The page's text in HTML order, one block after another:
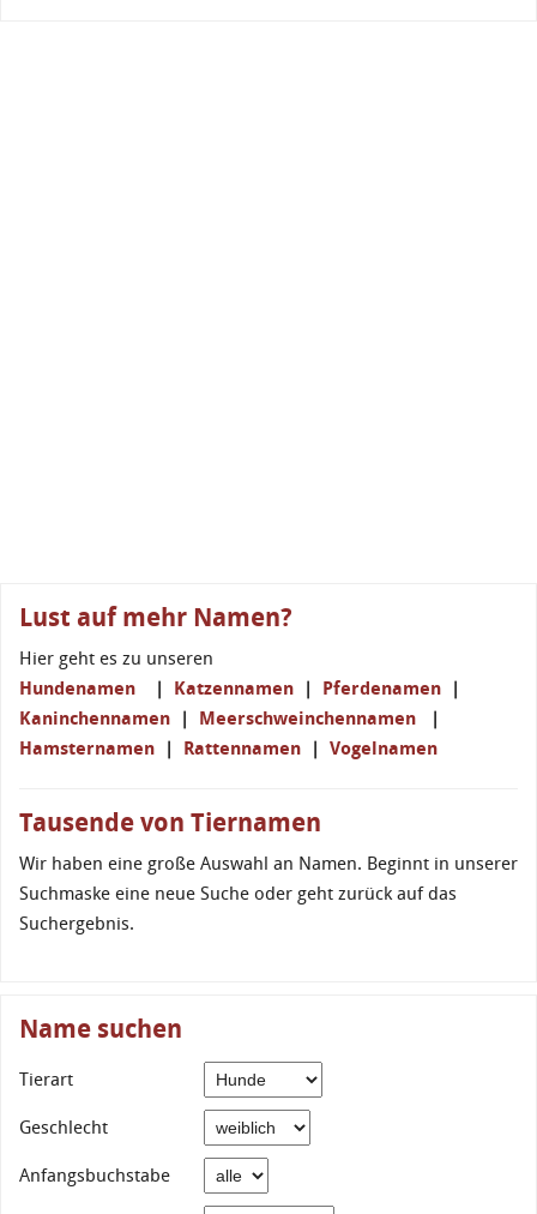
Lust auf mehr Namen?
Hier geht es zu unseren
Hundenamen | Katzennamen | Pferdenamen |
Kaninchennamen | Meerschweinchennamen |
Hamsternamen | Rattennamen | Vogelnamen
Tausende von Tiernamen
Wir haben eine große Auswahl an Namen. Beginnt in unserer
Suchmaske eine neue Suche oder geht zurück auf das
Suchergebnis.
Name suchen
Tierart
Geschlecht
Anfangsbuchstabe